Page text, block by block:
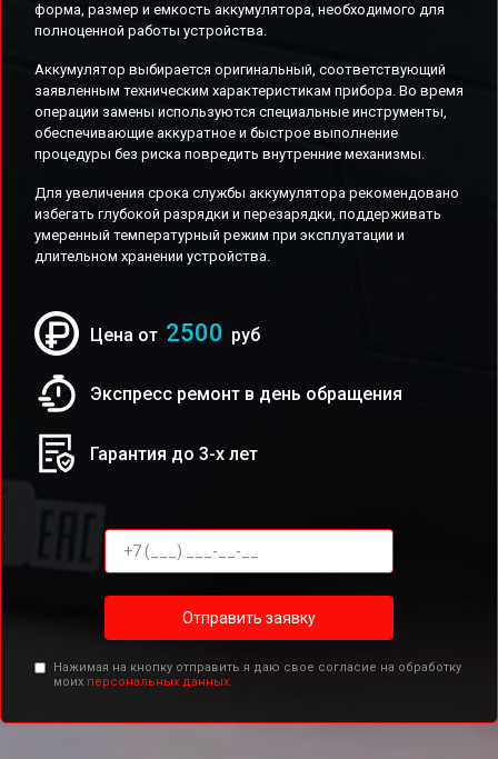
форма, размер и емкость аккумулятора, необходимого для
полноценной работы устройства.
Аккумулятор выбирается оригинальный, соответствующий
заявленным техническим характеристикам прибора. Во время
операции замены используются специальные инструменты,
обеспечивающие аккуратное и быстрое выполнение
процедуры без риска повредить внутренние механизмы.
Для увеличения срока службы аккумулятора рекомендовано
избегать глубокой разрядки и перезарядки, поддерживать
умеренный температурный режим при эксплуатации и
длительном хранении устройства.
Цена от 2500 руб
Экспресс ремонт в день обращения
Гарантия до 3-х лет
Отправить заявку
Нажимая на кнопку отправить я даю свое согласие на обработку
моих персональных данных.